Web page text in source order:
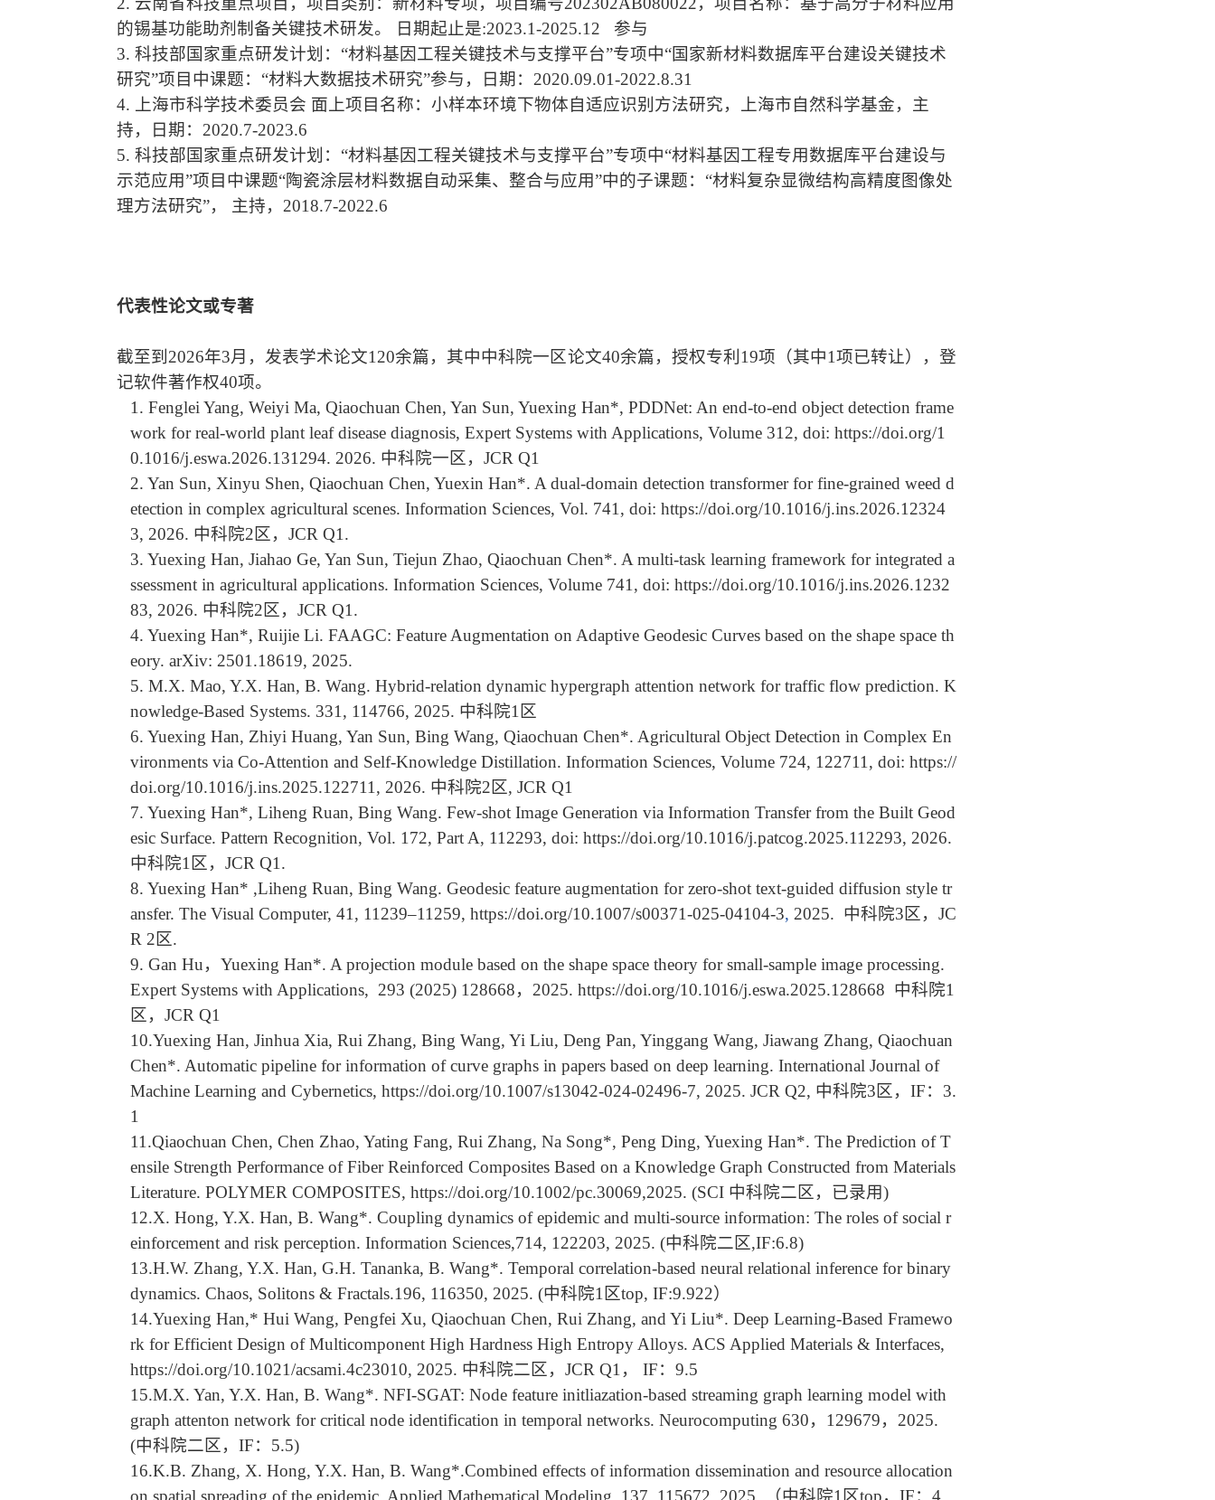
的锡基功能助剂制备关键技术研发。 日期起止是:2023.1-2025.12 参与
3. 科技部国家重点研发计划：“材料基因工程关键技术与支撑平台”专项中“国家新材料数据库平台建设关键技术
研究”项目中课题：“材料大数据技术研究”参与，日期：2020.09.01-2022.8.31
4. 上海市科学技术委员会 面上项目名称：小样本环境下物体自适应识别方法研究，上海市自然科学基金，主
持，日期：2020.7-2023.6
5. 科技部国家重点研发计划：“材料基因工程关键技术与支撑平台”专项中“材料基因工程专用数据库平台建设与
示范应用”项目中课题“陶瓷涂层材料数据自动采集、整合与应用”中的子课题：“材料复杂显微结构高精度图像处
理方法研究”， 主持，2018.7-2022.6
代表性论文或专著
截至到2026年3月，发表学术论文120余篇，其中中科院一区论文40余篇，授权专利19项（其中1项已转让），登
记软件著作权40项。
1. Fenglei Yang, Weiyi Ma, Qiaochuan Chen, Yan Sun, Yuexing Han*, PDDNet: An end-to-end object detection frame
work for real-world plant leaf disease diagnosis, Expert Systems with Applications, Volume 312, doi: https://doi.org/1
0.1016/j.eswa.2026.131294. 2026. 中科院一区，JCR Q1
2. Yan Sun, Xinyu Shen, Qiaochuan Chen, Yuexin Han*. A dual-domain detection transformer for fine-grained weed d
etection in complex agricultural scenes. Information Sciences, Vol. 741, doi: https://doi.org/10.1016/j.ins.2026.12324
3, 2026. 中科院2区，JCR Q1.
3. Yuexing Han, Jiahao Ge, Yan Sun, Tiejun Zhao, Qiaochuan Chen*. A multi-task learning framework for integrated a
ssessment in agricultural applications. Information Sciences, Volume 741, doi: https://doi.org/10.1016/j.ins.2026.1232
83, 2026. 中科院2区，JCR Q1.
4. Yuexing Han*, Ruijie Li. FAAGC: Feature Augmentation on Adaptive Geodesic Curves based on the shape space th
eory. arXiv: 2501.18619, 2025.
5. M.X. Mao, Y.X. Han, B. Wang. Hybrid-relation dynamic hypergraph attention network for traffic flow prediction. K
nowledge-Based Systems. 331, 114766, 2025. 中科院1区
6. Yuexing Han, Zhiyi Huang, Yan Sun, Bing Wang, Qiaochuan Chen*. Agricultural Object Detection in Complex En
vironments via Co-Attention and Self-Knowledge Distillation. Information Sciences, Volume 724, 122711, doi: https://
doi.org/10.1016/j.ins.2025.122711, 2026. 中科院2区, JCR Q1
7. Yuexing Han*, Liheng Ruan, Bing Wang. Few-shot Image Generation via Information Transfer from the Built Geod
esic Surface. Pattern Recognition, Vol. 172, Part A, 112293, doi: https://doi.org/10.1016/j.patcog.2025.112293, 2026.
中科院1区，JCR Q1.
8. Yuexing Han* ,Liheng Ruan, Bing Wang. Geodesic feature augmentation for zero-shot text-guided diffusion style tr
ansfer. The Visual Computer, 41, 11239–11259, https://doi.org/10.1007/s00371-025-04104-3, 2025. 中科院3区，JC
R 2区.
9. Gan Hu，Yuexing Han*. A projection module based on the shape space theory for small-sample image processing.
Expert Systems with Applications, 293 (2025) 128668，2025. https://doi.org/10.1016/j.eswa.2025.128668 中科院1
区，JCR Q1
10.Yuexing Han, Jinhua Xia, Rui Zhang, Bing Wang, Yi Liu, Deng Pan, Yinggang Wang, Jiawang Zhang, Qiaochuan
Chen*. Automatic pipeline for information of curve graphs in papers based on deep learning. International Journal of
Machine Learning and Cybernetics, https://doi.org/10.1007/s13042-024-02496-7, 2025. JCR Q2, 中科院3区，IF：3.
1
11.Qiaochuan Chen, Chen Zhao, Yating Fang, Rui Zhang, Na Song*, Peng Ding, Yuexing Han*. The Prediction of T
ensile Strength Performance of Fiber Reinforced Composites Based on a Knowledge Graph Constructed from Materials
Literature. POLYMER COMPOSITES, https://doi.org/10.1002/pc.30069,2025. (SCI 中科院二区，已录用)
12.X. Hong, Y.X. Han, B. Wang*. Coupling dynamics of epidemic and multi-source information: The roles of social r
einforcement and risk perception. Information Sciences,714, 122203, 2025. (中科院二区,IF:6.8)
13.H.W. Zhang, Y.X. Han, G.H. Tananka, B. Wang*. Temporal correlation-based neural relational inference for binary
dynamics. Chaos, Solitons & Fractals.196, 116350, 2025. (中科院1区top, IF:9.922）
14.Yuexing Han,* Hui Wang, Pengfei Xu, Qiaochuan Chen, Rui Zhang, and Yi Liu*. Deep Learning-Based Framewo
rk for Efficient Design of Multicomponent High Hardness High Entropy Alloys. ACS Applied Materials& Interfaces,
https://doi.org/10.1021/acsami.4c23010, 2025. 中科院二区，JCR Q1， IF：9.5
15.M.X. Yan, Y.X. Han, B. Wang*. NFI-SGAT: Node feature initliazation-based streaming graph learning model with
graph attenton network for critical node identification in temporal networks. Neurocomputing 630，129679，2025.
(中科院二区，IF：5.5)
16.K.B. Zhang, X. Hong, Y.X. Han, B. Wang*.Combined effects of information dissemination and resource allocation
on spatial spreading of the epidemic. Applied Mathematical Modeling, 137, 115672, 2025. （中科院1区top，IF：4.